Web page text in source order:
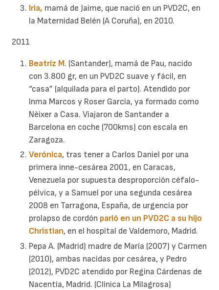
Iria, mamá de Jaime, que nació en un PVD2C, en
la Maternidad Belén (A Coruña), en 2010.
2011
Beatríz M. (Santander), mamá de Pau, nacido
con 3.800 gr, en un PVD2C suave y fácil, en
“casa” (alquilada para el parto). Atendido por
Inma Marcos y Roser García, ya formado como
Nèixer a Casa. Viajaron de Santander a
Barcelona en coche (700kms) con escala en
Zaragoza.
Verónica, tras tener a Carlos Daniel por una
primera inne-cesárea 2001, en Caracas,
Venezuela por supuesta desproporción céfalo-
pélvica, y a Samuel por una segunda cesárea
2008 en Tarragona, España, de urgencia por
prolapso de cordón parió en un PVD2C a su hijo
Christian, en el hospital de Valdemoro, Madrid.
Pepa A. (Madrid) madre de María (2007) y Carmen
(2010), ambas nacidas por cesárea, y Pedro
(2012), PVD2C atendido por Regina Cárdenas de
Nacentia, Madrid. (Clínica La Milagrosa)